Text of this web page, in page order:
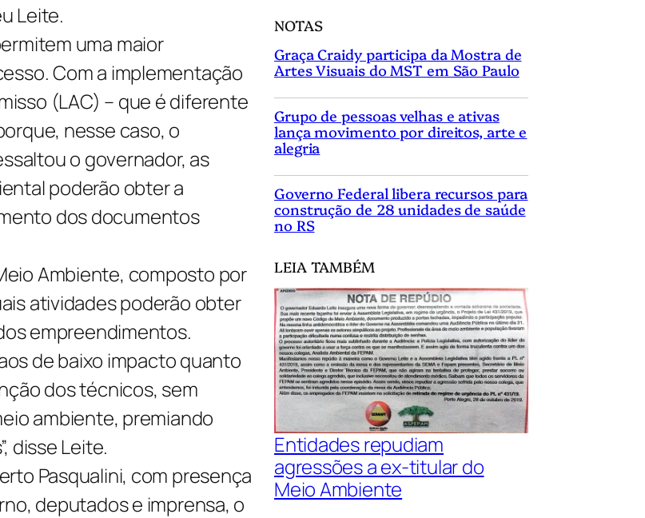
Leite.
uma maior
Com a implementação
(LAC) – que é diferente
nesse caso, o
o governador, as
poderão obter a
dos documentos
Ambiente, composto por
atividades poderão obter
empreendimentos.
de baixo impacto quanto
dos técnicos, sem
ambiente, premiando
disse Leite.
Pasqualini, com presença
deputados e imprensa, o
NOTAS
Graça Craidy participa da Mostra de
Artes Visuais do MST em São Paulo
Grupo de pessoas velhas e ativas
lança movimento por direitos, arte e
alegria
Governo Federal libera recursos para
construção de 28 unidades de saúde
no RS
LEIA TAMBÉM
Entidades repudiam
agressões a ex-titular do
Meio Ambiente